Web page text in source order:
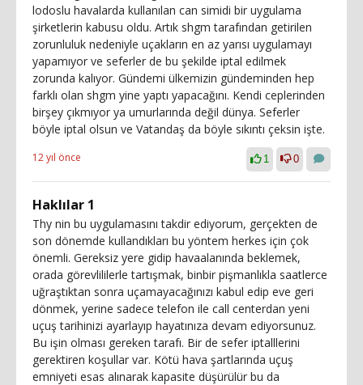
lodoslu havalarda kullanılan can simidi bir uygulama
şirketlerin kabusu oldu. Artık shgm tarafından getirilen
zorunluluk nedeniyle uçakların en az yarısı uygulamayı
yapamıyor ve seferler de bu şekilde iptal edilmek
zorunda kalıyor. Gündemi ülkemizin gündeminden hep
farklı olan shgm yine yaptı yapacağını. Kendi ceplerinden
birşey çıkmıyor ya umurlarında değil dünya. Seferler
böyle iptal olsun ve Vatandaş da böyle sıkıntı çeksin işte.
12 yıl önce 1 0
Haklılar 1
Thy nin bu uygulamasını takdir ediyorum, gerçekten de
son dönemde kullandıkları bu yöntem herkes için çok
önemli. Gereksiz yere gidip havaalanında beklemek,
orada görevlililerle tartışmak, binbir pişmanlıkla saatlerce
uğraştıktan sonra uçamayacağınızı kabul edip eve geri
dönmek, yerine sadece telefon ile call centerdan yeni
uçuş tarihinizi ayarlayıp hayatınıza devam ediyorsunuz.
Bu işin olması gereken tarafı. Bir de sefer iptalllerini
gerektiren koşullar var. Kötü hava şartlarında uçuş
emniyeti esas alınarak kapasite düşürülür bu da